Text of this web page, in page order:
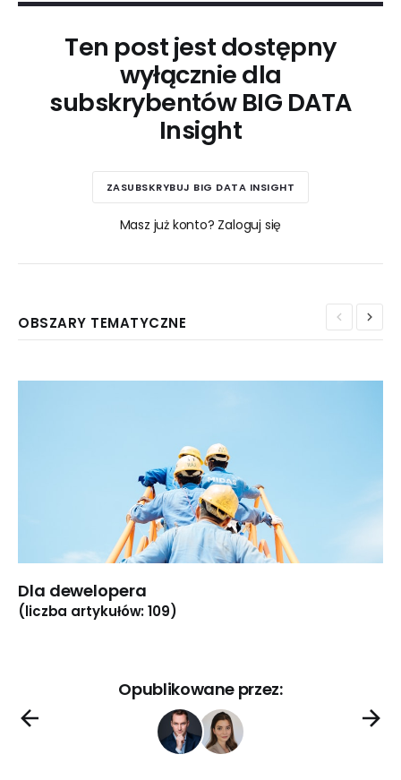
Ten post jest dostępny
wyłącznie dla
subskrybentów BIG DATA
Insight
ZASUBSKRYBUJ BIG DATA INSIGHT
Masz już konto? Zaloguj się
OBSZARY TEMATYCZNE
Dla dewelopera
(liczba artykułów: 109)
Opublikowane przez: